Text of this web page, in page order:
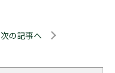
次の記事へ